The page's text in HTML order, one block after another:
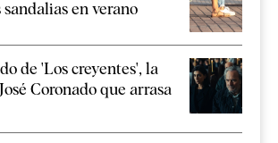
sandalias en verano
de 'Los creyentes', la
Coronado que arrasa